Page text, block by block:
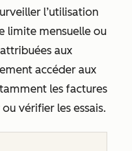
l’utilisation
limite mensuelle ou
aux
accéder aux
les factures
vérifier les essais.